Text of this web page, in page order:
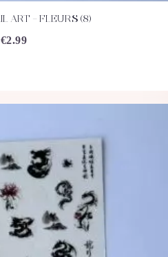
DÉTAILS
ART – FLEURS (8)
€2.99